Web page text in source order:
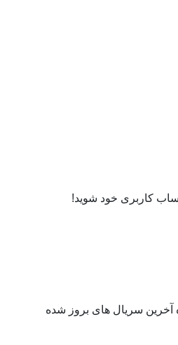
کاربری خود شوید!
آخرین سریال های بروز شده